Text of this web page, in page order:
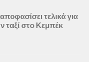
τελικά για
ταξί στο Κεμπέκ